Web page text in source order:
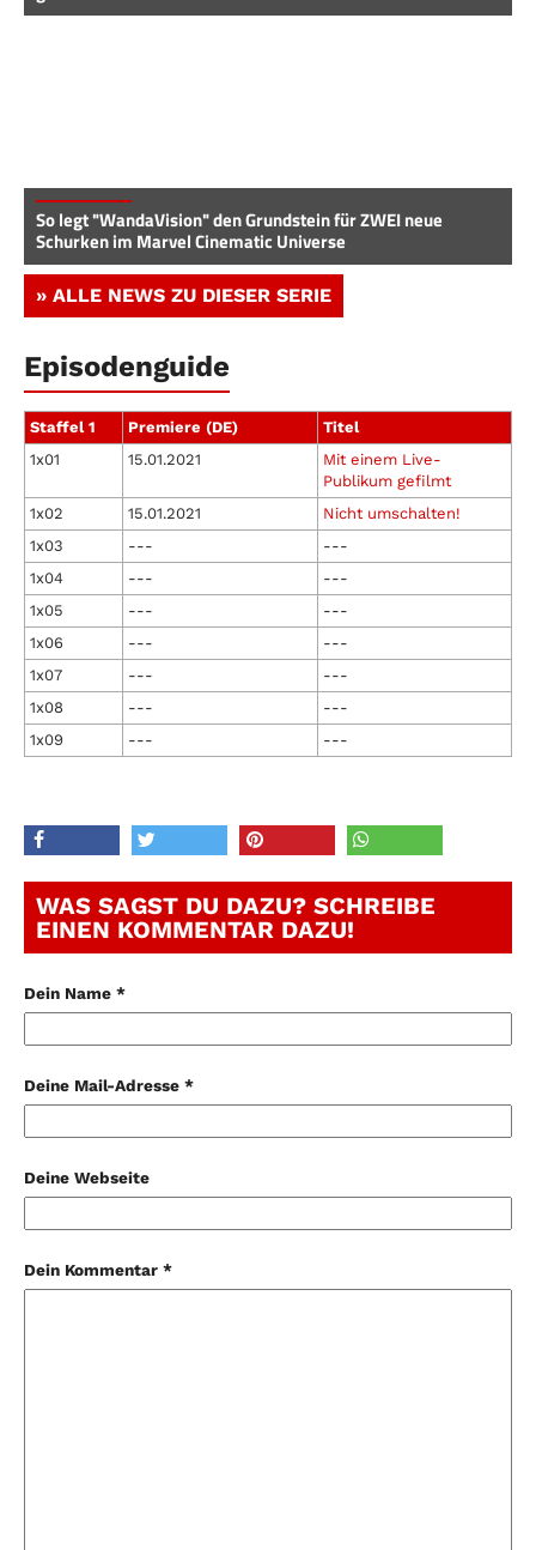
So legt "WandaVision" den Grundstein für ZWEI neue
Schurken im Marvel Cinematic Universe
» ALLE NEWS ZU DIESER SERIE
Episodenguide
Staffel 1 Premiere (DE)
Titel
1x01
15.01.2021
Mit einem Live-
Publikum gefilmt
1x02
15.01.2021
Nicht umschalten!
1x03
---
---
1x04
---
---
1x05
---
---
1x06
---
---
1x07
---
---
1x08
---
---
1x09
--- ---
WAS SAGST DU DAZU? SCHREIBE
EINEN KOMMENTAR DAZU!
Dein Name *
Deine Mail-Adresse *
Deine Webseite
Dein Kommentar *